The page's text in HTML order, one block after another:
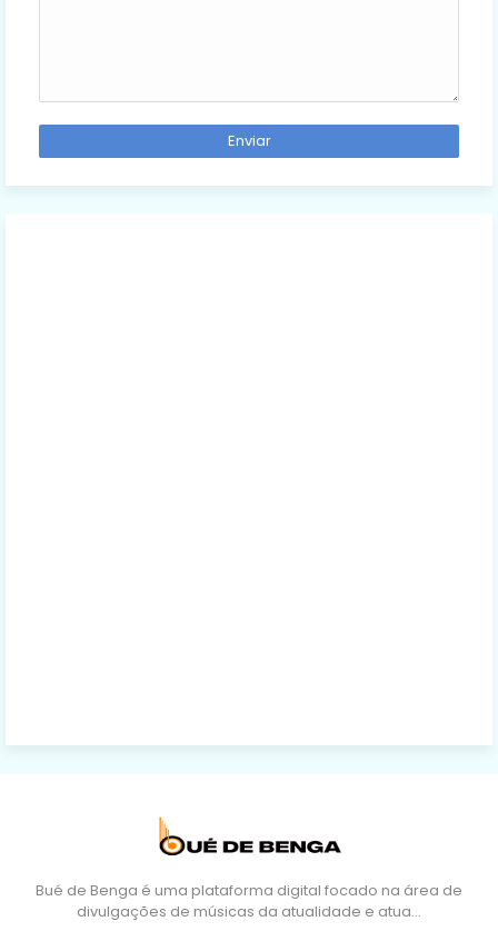
Bué de Benga é uma plataforma digital focado na área de
divulgações de músicas da atualidade e atua…